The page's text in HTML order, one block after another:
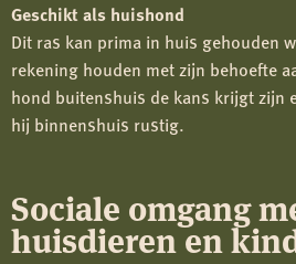
Geschikt als huishond
Dit ras kan prima in huis gehouden
rekening houden met zijn behoefte
hond buitenshuis de kans krijgt zijn
hij binnenshuis rustig.
Sociale omgang
huisdieren en